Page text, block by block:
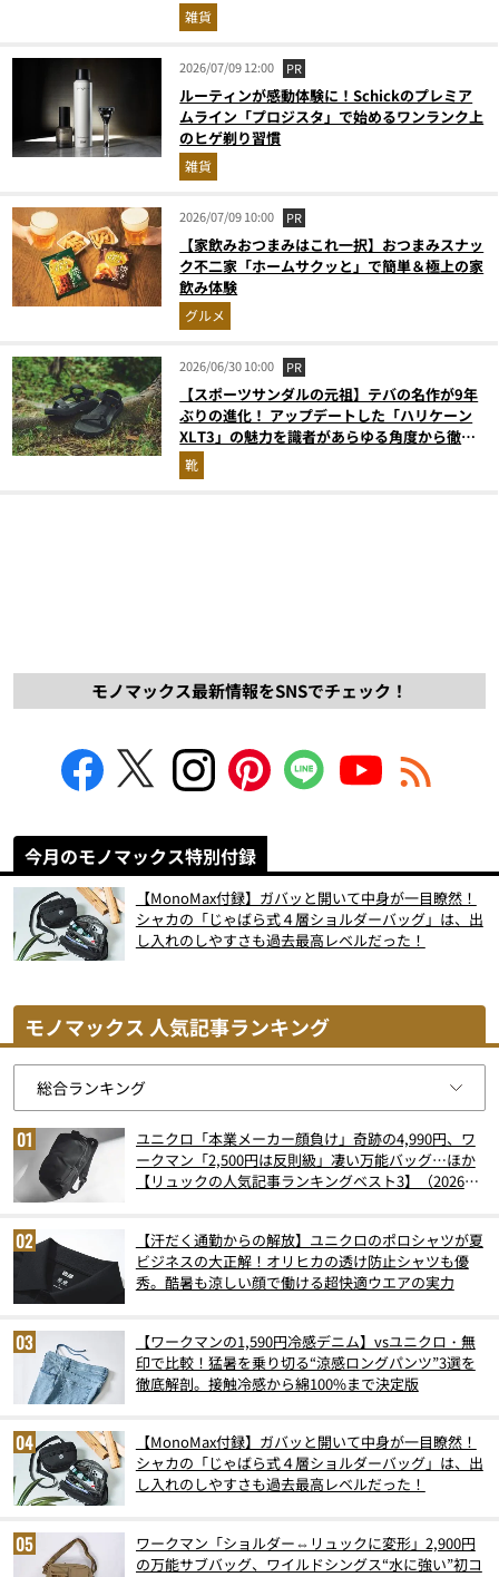
雑貨
2026/07/09 12:00 PR
ルーティンが感動体験に！Schickのプレミア
ムライン「プロジスタ」で始めるワンランク上
のヒゲ剃り習慣
雑貨
2026/07/09 10:00 PR
【家飲みおつまみはこれ一択】おつまみスナッ
ク不二家「ホームサクッと」で簡単＆極上の家
飲み体験
グルメ
2026/06/30 10:00 PR
【スポーツサンダルの元祖】テバの名作が9年
ぶりの進化！ アップデートした「ハリケーン
XLT3」の魅力を識者があらゆる角度から徹底
解説！
靴
モノマックス最新情報をSNSでチェック！
今月のモノマックス特別付録
【MonoMax付録】ガバッと開いて中身が一目瞭然！
シャカの「じゃばら式４層ショルダーバッグ」は、出
し入れのしやすさも過去最高レベルだった！
モノマックス 人気記事ランキング
ユニクロ「本業メーカー顔負け」奇跡の4,990円、ワ
ークマン「2,500円は反則級」凄い万能バッグ…ほか
【リュックの人気記事ランキングベスト3】（2026年
【汗だく通勤からの解放】ユニクロのポロシャツが夏
ビジネスの大正解！オリヒカの透け防止シャツも優
秀。酷暑も涼しい顔で働ける超快適ウエアの実力
【ワークマンの1,590円冷感デニム】vsユニクロ・無
印で比較！猛暑を乗り切る“涼感ロングパンツ”3選を
徹底解剖。接触冷感から綿100%まで決定版
【MonoMax付録】ガバッと開いて中身が一目瞭然！
シャカの「じゃばら式４層ショルダーバッグ」は、出
し入れのしやすさも過去最高レベルだった！
ワークマン「ショルダー⇔リュックに変形」2,900円
の万能サブバッグ、ワイルドシングス“水に強い”初コ